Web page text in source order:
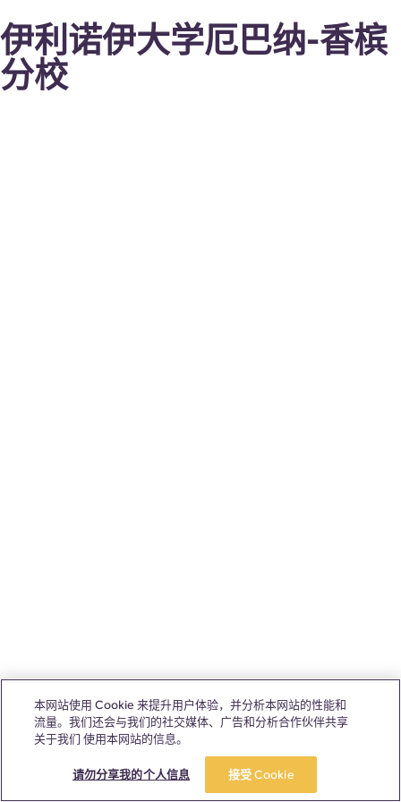
伊利诺伊大学厄巴纳-香槟
分校
本网站使用 Cookie 来提升用户体验，并分析本网站的性能和
流量。我们还会与我们的社交媒体、广告和分析合作伙伴共享
关于我们 使用本网站的信息。
请勿分享我的个人信息 接受 Cookie